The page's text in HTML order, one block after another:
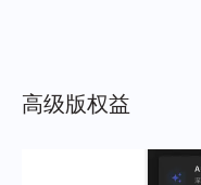
高级版权益